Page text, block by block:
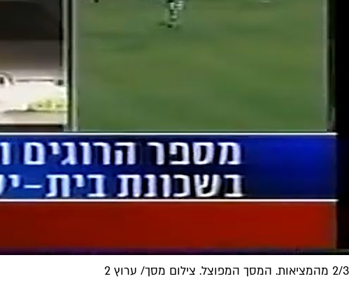
2/3 מהמציאות. המסך המפוצל. צילום מסך/ ערוץ 2